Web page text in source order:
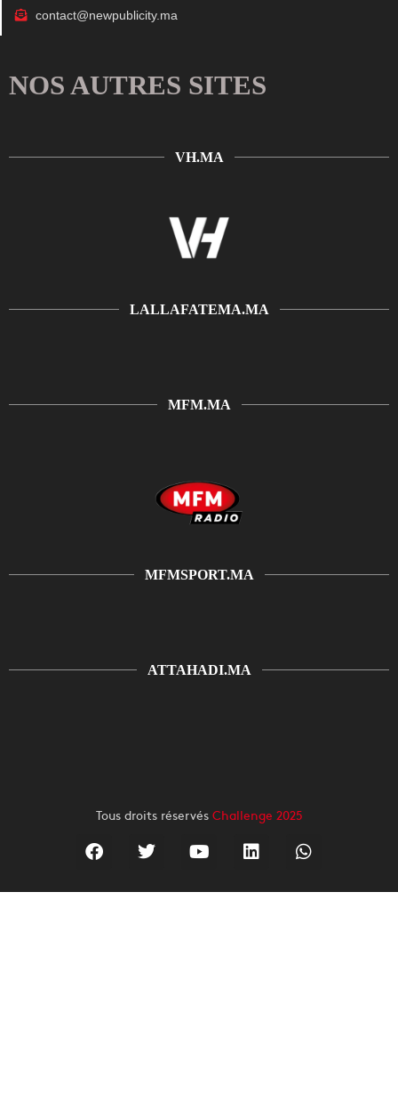
contact@newpublicity.ma
NOS AUTRES SITES
VH.MA
LALLAFATEMA.MA
MFM.MA
MFMSPORT.MA
ATTAHADI.MA
Tous droits réservés Challenge 2025